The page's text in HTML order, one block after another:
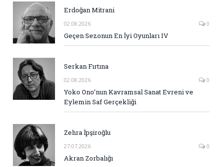
Erdoğan Mitrani
02.08.2026 0
Geçen Sezonun En İyi Oyunları IV
Serkan Fırtına
02.08.2026 0
Yoko Ono’nun Kavramsal Sanat Evreni ve
Eylemin Saf Gerçekliği
Zehra İpşiroğlu
27.07.2026 0
Akran Zorbalığı